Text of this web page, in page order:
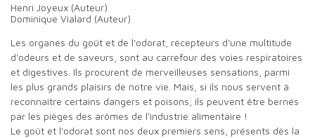
Henri Joyeux (Auteur)
Dominique Vialard (Auteur)
Les organes du goût et de l'odorat, récepteurs d'une multitude
d'odeurs et de saveurs, sont au carrefour des voies respiratoires
et digestives. Ils procurent de merveilleuses sensations, parmi
les plus grands plaisirs de notre vie. Mais, si ils nous servent à
reconnaître certains dangers et poisons, ils peuvent être bernés
par les pièges des arômes de l'industrie alimentaire !
Le goût et l'odorat sont nos deux premiers sens, présents dès la